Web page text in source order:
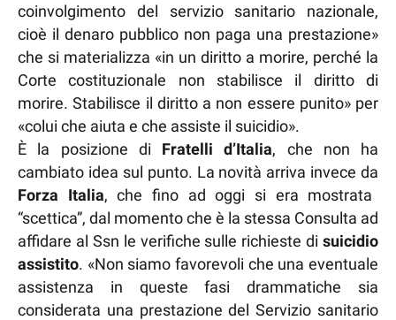
coinvolgimento del servizio sanitario nazionale,
cioè il denaro pubblico non paga una prestazione»
che si materializza «in un diritto a morire, perché la
Corte costituzionale non stabilisce il diritto di
morire. Stabilisce il diritto a non essere punito» per
«colui che aiuta e che assiste il suicidio».
È la posizione di Fratelli d’Italia, che non ha
cambiato idea sul punto. La novità arriva invece da
Forza Italia, che fino ad oggi si era mostrata
“scettica”, dal momento che è la stessa Consulta ad
affidare al Ssn le verifiche sulle richieste di suicidio
assistito. «Non siamo favorevoli che una eventuale
assistenza in queste fasi drammatiche sia
considerata una prestazione del Servizio sanitario